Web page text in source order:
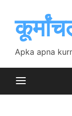
content
Apka apna